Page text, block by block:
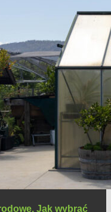
Jak wybrać